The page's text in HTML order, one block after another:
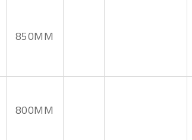
850MM
800MM